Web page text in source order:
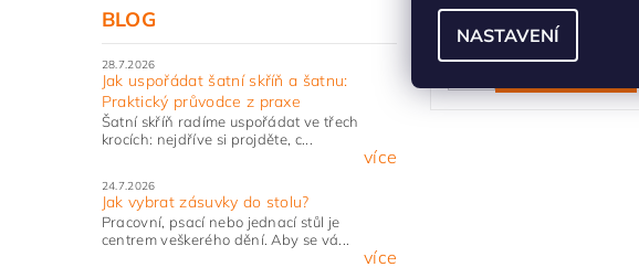
BLOG
28.7.2026
Jak uspořádat šatní skříň a šatnu:
Praktický průvodce z praxe
Šatní skříň radíme uspořádat ve třech
krocích: nejdříve si projděte, c...
více
24.7.2026
Jak vybrat zásuvky do stolu?
Pracovní, psací nebo jednací stůl je
centrem veškerého dění. Aby se vá...
více
2 648 Kč
NASTAVENÍ